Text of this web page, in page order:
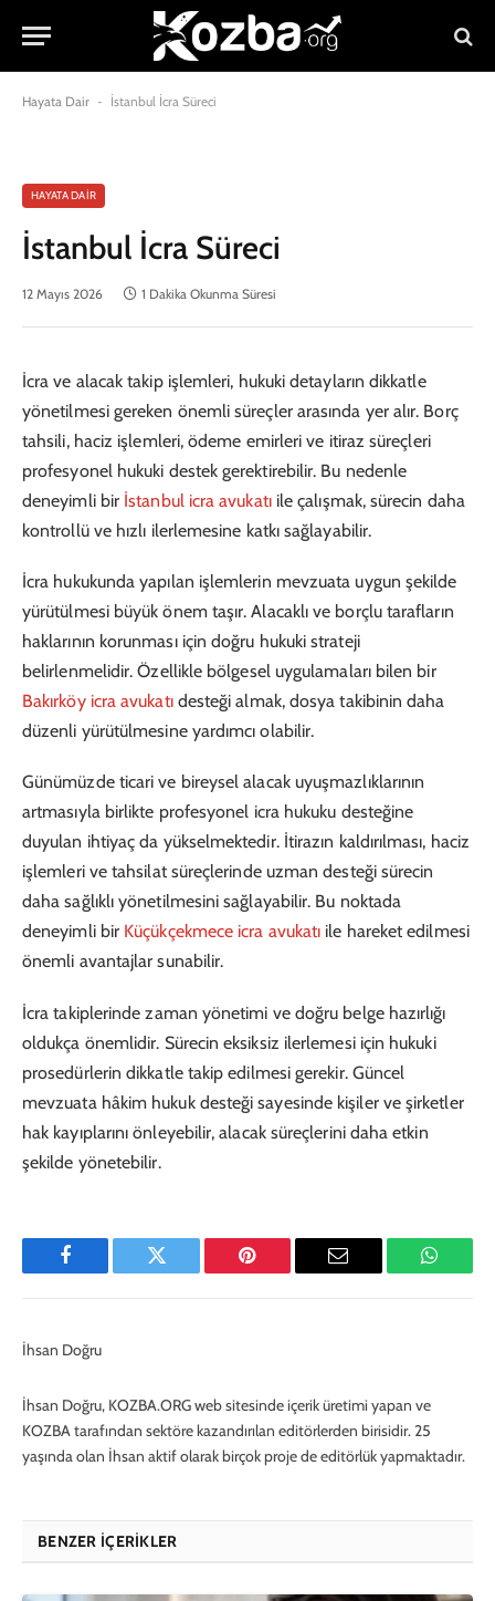
Hayata Dair - İstanbul İcra Süreci
HAYATA DAIR
İstanbul İcra Süreci
12 Mayıs 2026 1 Dakika Okunma Süresi
İcra ve alacak takip işlemleri, hukuki detayların dikkatle
yönetilmesi gereken önemli süreçler arasında yer alır. Borç
tahsili, haciz işlemleri, ödeme emirleri ve itiraz süreçleri
profesyonel hukuki destek gerektirebilir. Bu nedenle
deneyimli bir İstanbul icra avukatıile çalışmak, sürecin daha
kontrollü ve hızlı ilerlemesine katkı sağlayabilir.
İcra hukukunda yapılan işlemlerin mevzuata uygun şekilde
yürütülmesi büyük önem taşır. Alacaklı ve borçlu tarafların
haklarının korunması için doğru hukuki strateji
belirlenmelidir. Özellikle bölgesel uygulamaları bilen bir
Bakırköy icra avukatıdesteği almak, dosya takibinin daha
düzenli yürütülmesine yardımcı olabilir.
Günümüzde ticari ve bireysel alacak uyuşmazlıklarının
artmasıyla birlikte profesyonel icra hukuku desteğine
duyulan ihtiyaç da yükselmektedir. İtirazın kaldırılması, haciz
işlemleri ve tahsilat süreçlerinde uzman desteği sürecin
daha sağlıklı yönetilmesini sağlayabilir. Bu noktada
deneyimli bir Küçükçekmece icra avukatı ile hareket edilmesi
önemli avantajlar sunabilir.
İcra takiplerinde zaman yönetimi ve doğru belge hazırlığı
oldukça önemlidir. Sürecin eksiksiz ilerlemesi için hukuki
prosedürlerin dikkatle takip edilmesi gerekir. Güncel
mevzuata hâkim hukuk desteği sayesinde kişiler ve şirketler
hak kayıplarını önleyebilir, alacak süreçlerini daha etkin
şekilde yönetebilir.
Facebook Twitter Pinterest
E-
İhsan Doğru
İhsan Doğru, KOZBA.ORG web sitesinde içerik üretimi yapan ve
KOZBA tarafından sektöre kazandırılan editörlerden birisidir. 25
yaşında olan İhsan aktif olarak birçok proje de editörlük yapmaktadır.
BENZER İÇERIKLER